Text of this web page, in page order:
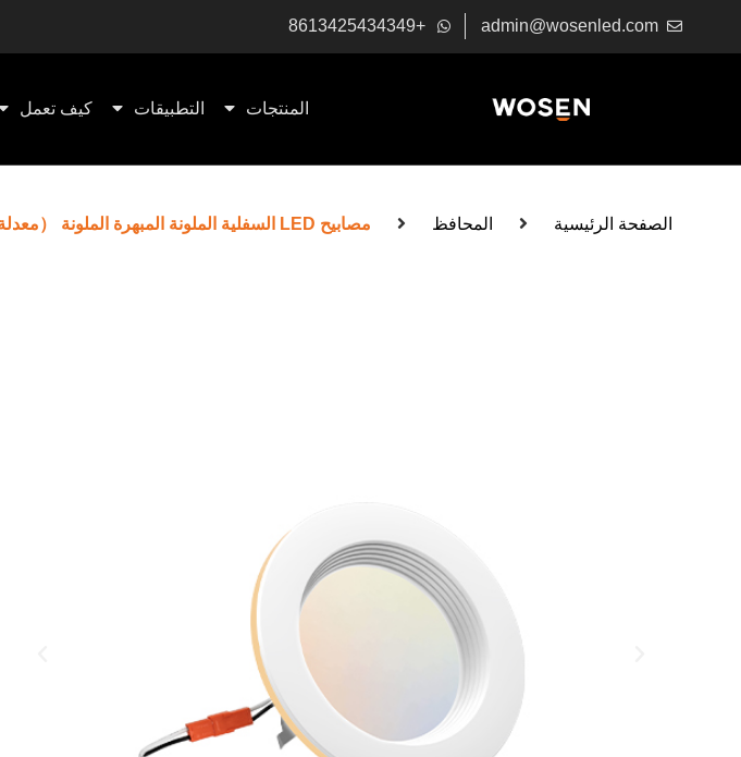
admin@wosenled.com
+8613425434349
المنتجات التطبيقات كيف تعمل
الصفحة الرئيسية المحافظ مصابيح LED السفلية الملونة المبهرة الملونة （معدلة）